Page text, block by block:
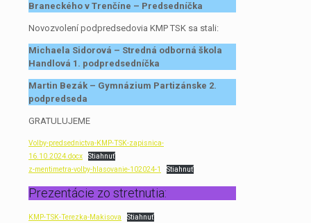
Braneckého v Trenčíne – Predsedníčka
Novozvolení podpredsedovia KMP TSK sa stali:
Michaela Sidorová – Stredná odborná škola
Handlová 1. podpredsedníčka
Martin Bezák – Gymnázium Partizánske 2.
podpredseda
GRATULUJEME
Volby-predsednictva-KMP-TSK-zapisnica-
16.10.2024.docx
Stiahnuť
z-mentimetra-volby-hlasovanie-102024-1
Stiahnuť
Prezentácie zo stretnutia:
KMP-TSK-Terezka-Makisova
Stiahnuť